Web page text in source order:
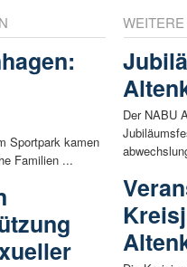
Sportpark kamen
Familien ...
Der NABU